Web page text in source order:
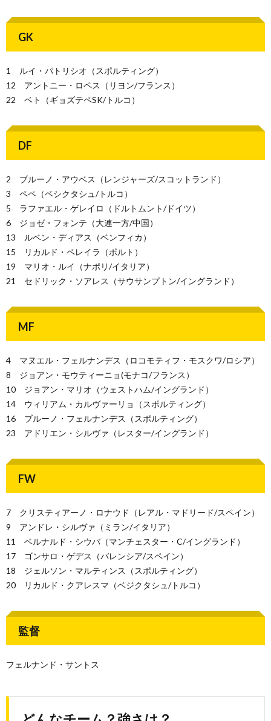
GK
1 ルイ・パトリシオ（スポルティング）
12 アントニー・ロペス（リヨン/フランス）
22 ベト（ギョズテペSK/トルコ）
DF
2 ブルーノ・アウベス（レンジャーズ/スコットランド）
3 ペペ（ベシクタシュ/トルコ）
5 ラファエル・ゲレイロ（ドルトムント/ドイツ）
6 ジョゼ・フォンテ（大連一方/中国）
13 ルベン・ディアス（ベンフィカ）
15 リカルド・ペレイラ（ポルト）
19 マリオ・ルイ（ナポリ/イタリア）
21 セドリック・ソアレス（サウサンプトン/イングランド）
MF
4 マヌエル・フェルナンデス（ロコモティフ・モスクワ/ロシア）
8 ジョアン・モウティーニョ(モナコ/フランス）
10 ジョアン・マリオ（ウェストハム/イングランド）
14 ウィリアム・カルヴァーリョ（スポルティング）
16 ブルーノ・フェルナンデス（スポルティング）
23 アドリエン・シルヴァ（レスター/イングランド）
FW
7 クリスティアーノ・ロナウド（レアル・マドリード/スペイン）
9 アンドレ・シルヴァ（ミラン/イタリア）
11 ベルナルド・シウバ（マンチェスター・C/イングランド）
17 ゴンサロ・ゲデス（バレンシア/スペイン）
18 ジェルソン・マルティンス（スポルティング）
20 リカルド・クアレスマ（ベジクタシュ/トルコ）
監督
フェルナンド・サントス